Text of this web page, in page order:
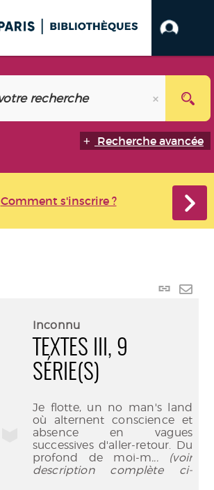
Recherche avancée
Comment s'inscrire ?
Lien
Inconnu
TEXTES III, 9
SÉRIE(S)
Je flotte, un no man's land
où alternent conscience et
absence en vagues
successives d'aller-retour. Du
profond de moi-m... (voir
description complète ci-